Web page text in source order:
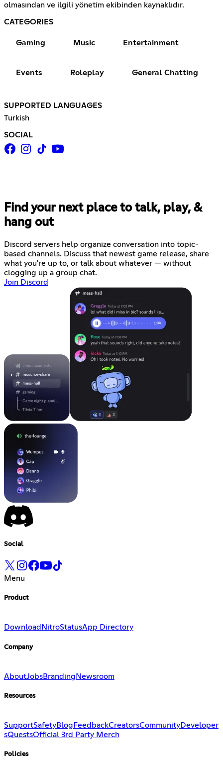
olmasından ve ilgili yönetim ekibinden kaynaklıdır.
CATEGORIES
Gaming Music Entertainment
Events Roleplay General Chatting
SUPPORTED LANGUAGES
Turkish
SOCIAL
Find your next place to talk, play, &
hang out
Discord servers help organize conversation into topic-
based channels. Discuss that newest game release, share
what you're up to, or talk about whatever — without
clogging up a group chat.
Join Discord
Social
Menu
Product
Download NitroStatusApp Directory
Company
AboutJobsBranding Newsroom
Resources
SupportSafetyBlog FeedbackCreatorsCommunityDeveloper
sQuestsOfficial 3rd Party Merch
Policies